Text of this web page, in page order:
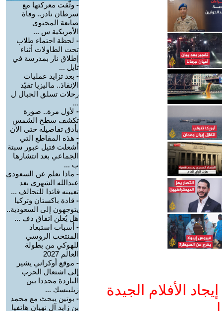
الأفلام الجيدة
- وثّقت معركتها مع
سرطان نادر.. وفاة
صانعة المحتوى
الأمريكية س ...
- لحظة احتماء طلاب
تحت الطاولات أثناء
إطلاق نار بمدرسة في
تايل ...
- بعد تزايد عمليات
الإنقاذ.. ماليزيا تقيّد
رحلات تسلق الجبال ل
...
- لأول مرة.. صورة
تكشف سطح الشمس
بأدق تفاصيله حتى الآن
- هذه المقاطع التي
أشعلت فتيل عبور سبتة
الجماعي بعد انتشارها
ب ...
- ماذا نعلم عن السعودي
عبدالله الشهري بعد
تعيينه قائدا للتحالف ...
- قادة باكستان وتركيا
يتوجهون إلى السعودية..
هل يُعلن اتفاق دف ...
- أسباب استبعاد
المنتخب الروسي
للهوكي من بطولة
العالم 2027
- موقع أوكراني يشير
إلى اشتعال الحرب
الباردة مجددا بين
زيلينسك ...
- بوتين يبحث مع محمد
بن زايد آل نهيان هاتفيا